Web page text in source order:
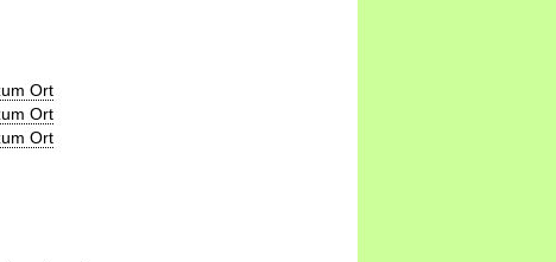
Ort
Ort
Ort